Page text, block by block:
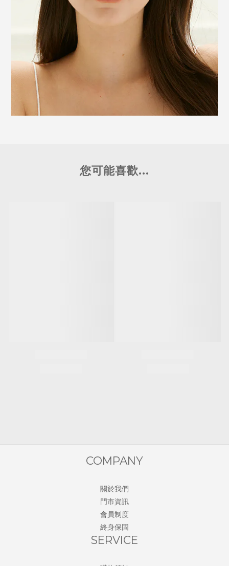
您可能喜歡...
COMPANY
關於我們
門市資訊
會員制度
終身保固
SERVICE